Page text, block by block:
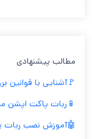
مطالب پیشنهادی
🚩آشنایی با
📱ربات پاکت اپشن
🤖آموزش نصب ربات